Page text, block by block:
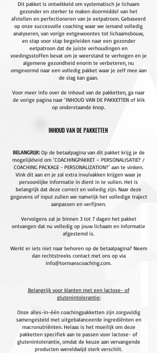
Dit pakket is ontwikkeld om systematisch je lichaam
gezonder en sterker te maken doormiddel van het
afstellen en perfectioneren van je eetpatroon. Gebaseerd
op onze succesvolle coaching waar we iemand volledig
analyseren, van vorige eetgewoontes tot lichaamsbouw,
en stap voor stap begeleiden naar een gezonder
eetpatroon dat de juiste verhoudingen en
voedingsstoffen bevat om je weerstand te verhogen en je
algemene gezondheid enorm te verbeteren, nu
omgevormd naar een volledig pakket waar je zelf mee aan
de slag kan gaan.
Voor meer info over de inhoud van de pakketten, ga naar
de vorige pagina naar ‘INHOUD VAN DE PAKKETTEN of klik
op onderstaande knop.
INHOUD VAN DE PAKKETTEN
BELANGRIJK:Op de betaalpagina van dit pakket krijg je de
mogelijkheid om ‘COACHINGPAKKET – PERSONALISATIE? /
COACHING PACKAGE - PERSONALIZATION?’ aan te vinken.
Vink dit aan en je zal extra invulvakken krijgen waar je
persoonlijke informatie in dient in te vullen. Het is
belangrijk dat deze correct en volledig zijn. Naar deze
gegevens of input zullen we namelijk het volledige traject
aanpassen en verfijnen.
Vervolgens zal je binnen 3 tot 7 dagen het pakket
ontvangen dat nu volledig op jouw lichaam en informatie
afgestemd is.
Werkt er iets niet naar behoren op de betaalpagina? Neem
dan rechtstreeks contact met ons op via
info@tormanscoaching.com.
Belangrijk voor klanten met een lactose- of
glutenintolerantie:
Onze alles-in-één coachingpakketten zijn zorgvuldig
samengesteld met uitgebalanceerde ingrediënten en
macronutriënten. Helaas is het moeilijk om deze
pakketten specifiek aan te passen voor lactose- of
glutenintolerantie, omdat de keuze aan vervangende
producten wereldwijd sterk verschilt.